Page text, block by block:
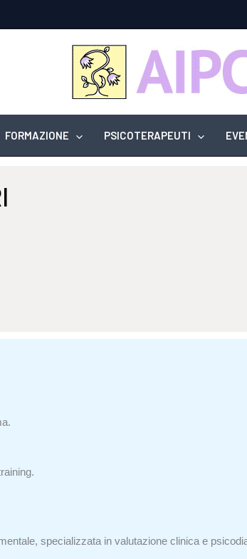
FORMAZIONE PSICOTERAPEUTI
specializzata in valutazione clinica e